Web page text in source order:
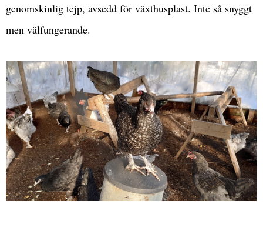
genomskinlig tejp, avsedd för växthusplast. Inte så snyggt
men välfungerande.